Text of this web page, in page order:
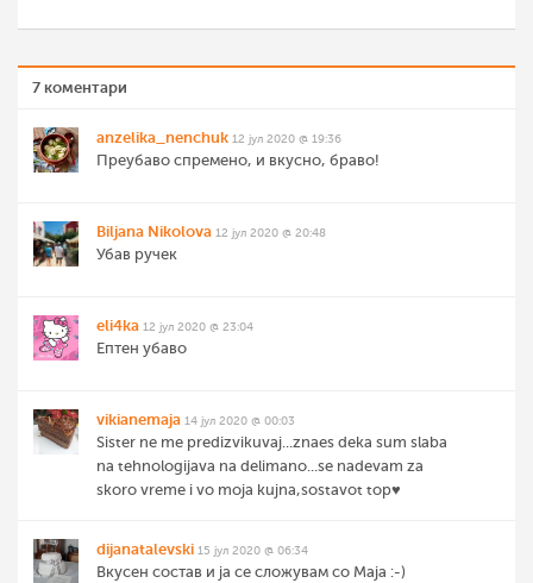
7 коментари
anzelika_nenchuk 12 јул 2020 @ 19:36
Преубаво спремено, и вкусно, браво!
Biljana Nikolova 12 јул 2020 @ 20:48
Убав ручек
eli4ka 12 јул 2020 @ 23:04
Ептен убаво
vikianemaja 14 јул 2020 @ 00:03
Sister ne me predizvikuvaj...znaes deka sum slaba
na tehnologijava na delimano...se nadevam za
skoro vreme i vo moja kujna,sostavot top♥️
dijanatalevski 15 јул 2020 @ 06:34
Вкусен состав и ја се сложувам со Маја :-)